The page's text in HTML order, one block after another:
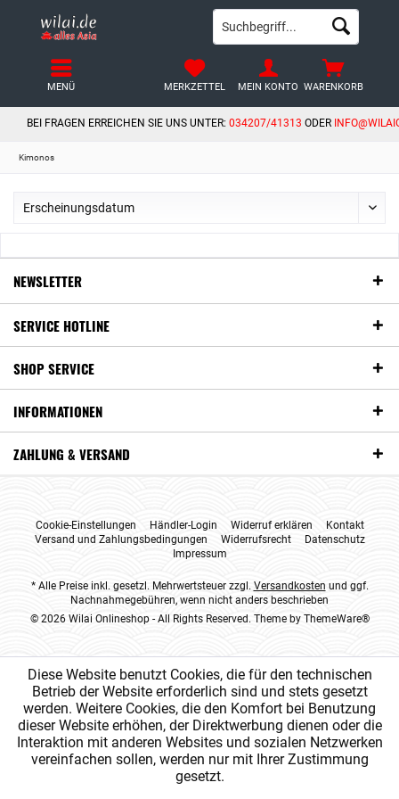
BEI FRAGEN ERREICHEN SIE UNS UNTER: 034207/41313 ODER
WARENKORB
MERKZETTEL MEIN KONTO
MENÜ
Kimonos
NEWSLETTER
SERVICE HOTLINE
SHOP SERVICE
INFORMATIONEN
ZAHLUNG & VERSAND
Cookie-Einstellungen Händler-Login Widerruf erklären
Kontakt
Versand und Zahlungsbedingungen
Widerrufsrecht
Datenschutz
Impressum
* Alle Preise inkl. gesetzl. Mehrwertsteuer zzgl. Versandkosten und ggf.
Nachnahmegebühren, wenn nicht anders beschrieben
© 2026 Wilai Onlineshop - All Rights Reserved. Theme by ThemeWare®
Diese Website benutzt Cookies, die für den technischen
Betrieb der Website erforderlich sind und stets gesetzt
werden. Weitere Cookies, die den Komfort bei Benutzung
dieser Website erhöhen, der Direktwerbung dienen oder die
Interaktion mit anderen Websites und sozialen Netzwerken
vereinfachen sollen, werden nur mit Ihrer Zustimmung
gesetzt.